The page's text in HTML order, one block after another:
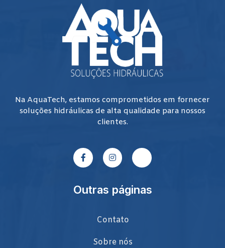
Na AquaTech, estamos comprometidos em fornecer
soluções hidráulicas de alta qualidade para nossos
clientes.
Outras páginas
Contato
Sobre nós